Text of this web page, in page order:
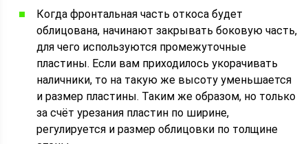
Когда фронтальная часть откоса будет
облицована, начинают закрывать боковую часть,
для чего используются промежуточные
пластины. Если вам приходилось укорачивать
наличники, то на такую же высоту уменьшается
и размер пластины. Таким же образом, но только
за счёт урезания пластин по ширине,
регулируется и размер облицовки по толщине